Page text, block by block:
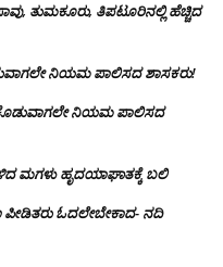
ತುಮಕೂರು, ತಿಪಟೂರಿನಲ್ಲಿ ಹೆಚ್ಚಿದ
ನಿಯಮ ಪಾಲಿಸದ ಶಾಸಕರು!
ಕೊಡುವಾಗಲೇ ನಿಯಮ ಪಾಲಿಸದ
ಮಗಳು ಹೃದಯಾಘಾತಕ್ಕೆ ಬಲಿ
ಓದಲೇಬೇಕಾದ- ನದಿ